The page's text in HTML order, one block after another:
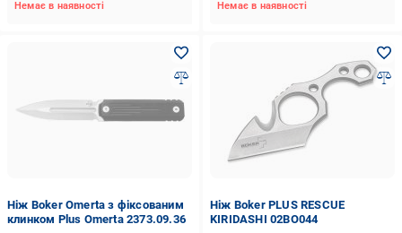
Немає в наявності Немає в наявності
Ніж Boker Omerta з фіксованим
клинком Plus Omerta 2373.09.36
Ніж Boker PLUS RESCUE
KIRIDASHI 02BO044